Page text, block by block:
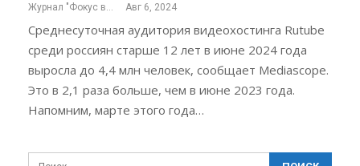
Журнал "Фокус внимания" Авг 6, 2024
Среднесуточная аудитория видеохостинга Rutube
среди россиян старше 12 лет в июне 2024 года
выросла до 4,4 млн человек, сообщает Mediascope.
Это в 2,1 раза больше, чем в июне 2023 года.
Напомним, марте этого года…